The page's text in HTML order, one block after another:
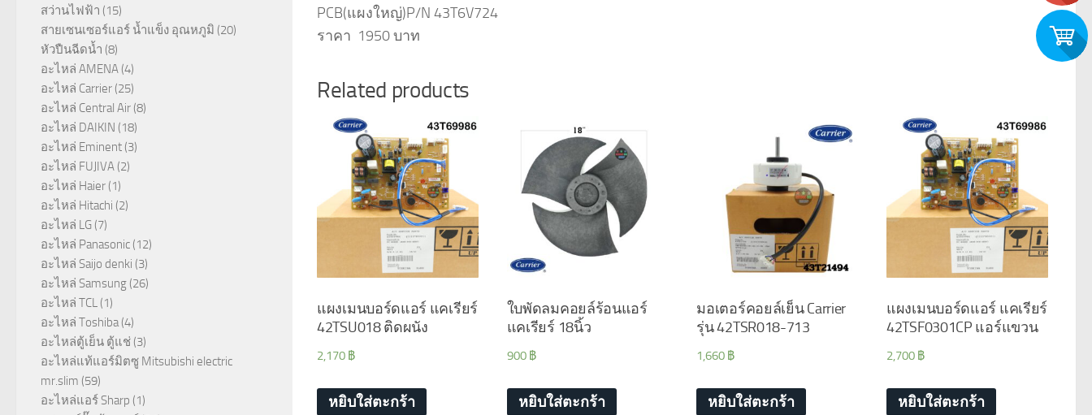
PCB(แผงใหญ่)P/N 43T6V724
ราคา 1950 บาท
Related products
แผงเมนบอร์ดแอร์ แคเรียร์
42TSU018 ติดผนัง
2,170 ฿
หยิบใส่ตะกร้า
ใบพัดลมคอยล์ร้อนแอร์
แคเรียร์ 18นิ้ว
900 ฿
หยิบใส่ตะกร้า
มอเตอร์คอยล์เย็น Carrier
รุ่น 42TSR018-713
1,660 ฿
หยิบใส่ตะกร้า
แผงเมนบอร์ดแอร์ แคเรียร์
42TSF0301CP แอร์แขวน
2,700 ฿
หยิบใส่ตะกร้า
สว่านไฟฟ้า (15)
สายเซนเซอร์แอร์ น้ำแข็ง อุณหภูมิ (20)
หัวปืนฉีดน้ำ (8)
อะไหล่ AMENA (4)
อะไหล่ Carrier (25)
อะไหล่ Central Air (8)
อะไหล่ DAIKIN (18)
อะไหล่ Eminent (3)
อะไหล่ FUJIVA (2)
อะไหล่ Haier (1)
อะไหล่ Hitachi (2)
อะไหล่ LG (7)
อะไหล่ Panasonic (12)
อะไหล่ Saijo denki (3)
อะไหล่ Samsung (26)
อะไหล่ TCL (1)
อะไหล่ Toshiba (4)
อะไหล่ตู้เย็น ตู้แช่ (3)
อะไหล่แท้แอร์มิตซู Mitsubishi electric
mr.slim (59)
อะไหล่แอร์ Sharp (1)